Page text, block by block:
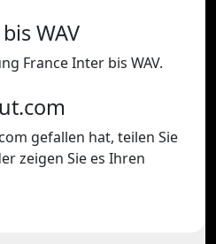
WAV
France Inter bis WAV.
gefallen hat, teilen Sie
zeigen Sie es Ihren